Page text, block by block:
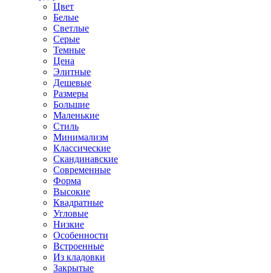
Цвет
Белые
Светлые
Серые
Темные
Цена
Элитные
Дешевые
Размеры
Большие
Маленькие
Стиль
Минимализм
Классические
Скандинавские
Современные
Форма
Высокие
Квадратные
Угловые
Низкие
Особенности
Встроенные
Из кладовки
Закрытые